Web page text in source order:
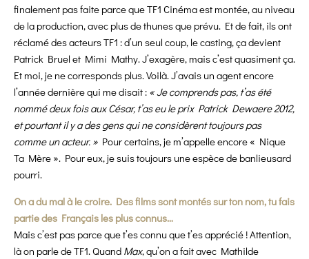
finalement pas faite parce que TF1 Cinéma est montée, au niveau
de la production, avec plus de thunes que prévu. Et de fait, ils ont
réclamé des acteurs TF1 : d’un seul coup, le casting, ça devient
Patrick Bruel et Mimi Mathy. J’exagère, mais c’est quasiment ça.
Et moi, je ne corresponds plus. Voilà. J’avais un agent encore
l’année dernière qui me disait : « Je comprends pas, t’as été
nommé deux fois aux César, t’as eu le prix Patrick Dewaere 2012,
et pourtant il y a des gens qui ne considèrent toujours pas
comme un acteur. » Pour certains, je m’appelle encore « Nique
Ta Mère ». Pour eux, je suis toujours une espèce de banlieusard
pourri.
On a du mal à le croire. Des films sont montés sur ton nom, tu fais
partie des Français les plus connus…
Mais c’est pas parce que t’es connu que t’es apprécié ! Attention,
là on parle de TF1. Quand Max, qu’on a fait avec Mathilde